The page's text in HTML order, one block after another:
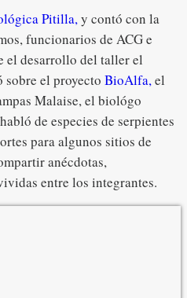
Pitilla,y contó con la
funcionarios de ACG e
el desarrollo del taller el
el proyecto BioAlfa,el
Malaise, el biológo
de especies de serpientes
para algunos sitios de
anécdotas,
entre los integrantes.